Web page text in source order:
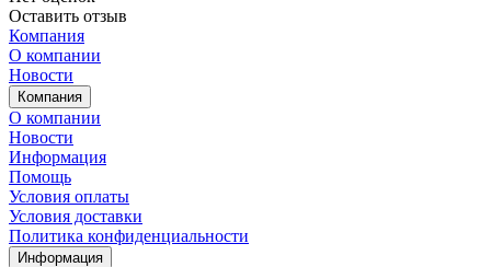
Оставить отзыв
Компания
О компании
Новости
Компания
О компании
Новости
Информация
Помощь
Условия оплаты
Условия доставки
Политика конфиденциальности
Информация